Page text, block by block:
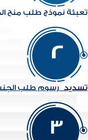
تعبئة نموذج طلب منح
تسديد رسوم طلب